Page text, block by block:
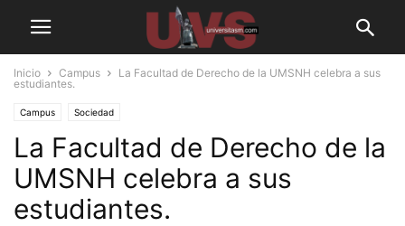
Inicio Campus
La Facultad de Derecho de la UMSNH celebra a sus
estudiantes.
Campus Sociedad
La Facultad de Derecho de la
UMSNH celebra a sus
estudiantes.